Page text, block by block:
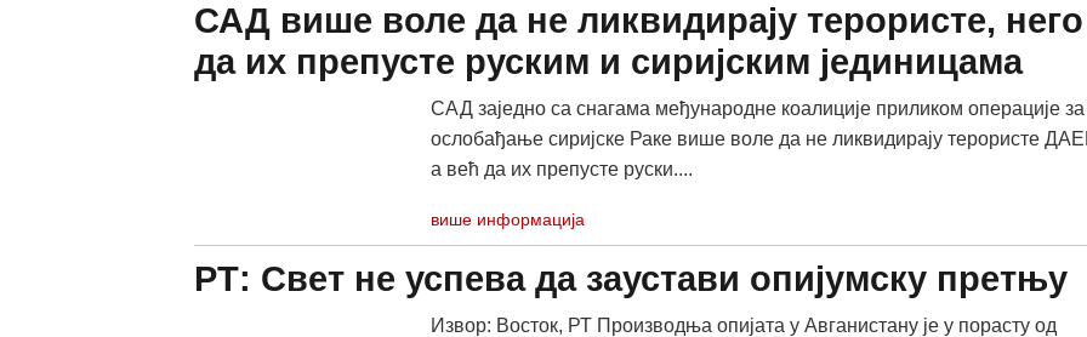
САД више воле да не ликвидирају терористе, него
да их препусте руским и сиријским јединицама
САД заједно са снагама међународне коалиције приликом операције за
ослобађање сиријске Раке више воле да не ликвидирају терористе
а већ да их препусте руски....
више информација
РТ: Свет не успева да заустави опијумску претњу
Извор: Восток, РТ Производња опијата у Авганистану је у порасту од